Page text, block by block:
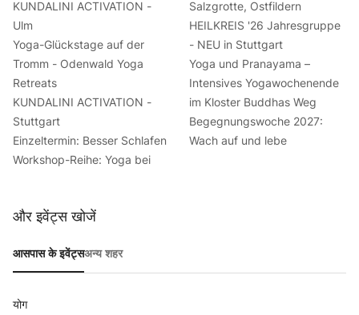
KUNDALINI ACTIVATION -
Ulm
Yoga-Glückstage auf der
Tromm - Odenwald Yoga
Retreats
KUNDALINI ACTIVATION -
Stuttgart
Einzeltermin: Besser Schlafen
Workshop-Reihe: Yoga bei
Salzgrotte, Ostfildern
HEILKREIS '26 Jahresgruppe
- NEU in Stuttgart
Yoga und Pranayama –
Intensives Yogawochenende
im Kloster Buddhas Weg
Begegnungswoche 2027:
Wach auf und lebe
और इवेंट्स खोजें
आसपास के इवेंट्सअन्य शहर
योग